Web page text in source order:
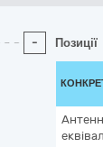
- Позиції